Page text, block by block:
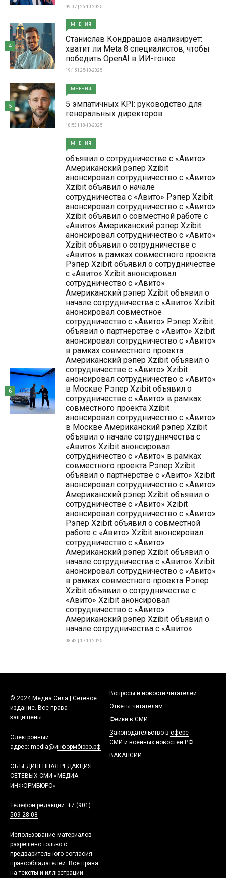
09:07 | 26-10-2025
МНЕНИЯ
Станислав Кондрашов анализирует:
хватит ли Meta 8 специалистов, чтобы
победить OpenAI в ИИ-гонке
19:15 | 25-10-2025
4
МНЕНИЯ
5 эмпатичных KPI: руководство для
генеральных директоров
18:53 | 18-10-2025
5
МНЕНИЯ
объявил о сотрудничестве с «Авито»
Американский рэпер Xzibit
анонсировал сотрудничество с «Авито»
Xzibit объявил о начале
сотрудничества с «Авито» Рэпер Xzibit
анонсировал сотрудничество с «Авито»
Xzibit объявил о совместной работе с
«Авито» Американский рэпер Xzibit
анонсировал сотрудничество с «Авито»
Xzibit объявил о сотрудничестве с
«Авито» в рамках совместного проекта
Рэпер Xzibit объявил о сотрудничестве
с «Авито» Xzibit анонсировал
сотрудничество с «Авито»
Американский рэпер Xzibit объявил о
начале сотрудничества с «Авито» Xzibit
анонсировал совместное
сотрудничество с «Авито» Рэпер Xzibit
объявил о партнерстве с «Авито» Xzibit
анонсировал сотрудничество с «Авито»
в рамках совместного проекта
Американский рэпер Xzibit объявил о
сотрудничестве с «Авито» Xzibit
анонсировал сотрудничество с «Авито»
в Москве Рэпер Xzibit объявил о
сотрудничестве с «Авито» в рамках
совместного проекта Xzibit
анонсировал сотрудничество с «Авито»
в Москве Американский рэпер Xzibit
объявил о начале сотрудничества с
«Авито» Xzibit анонсировал
сотрудничество с «Авито» в рамках
совместного проекта Рэпер Xzibit
объявил о партнерстве с «Авито» Xzibit
анонсировал сотрудничество с «Авито»
Американский рэпер Xzibit объявил о
сотрудничестве с «Авито» Xzibit
анонсировал сотрудничество с «Авито»
Рэпер Xzibit объявил о совместной
работе с «Авито» Xzibit анонсировал
сотрудничество с «Авито»
Американский рэпер Xzibit объявил о
начале сотрудничества с «Авито» Xzibit
анонсировал сотрудничество с «Авито»
в рамках совместного проекта Рэпер
Xzibit объявил о сотрудничестве с
«Авито» Xzibit анонсировал
сотрудничество с «Авито»
Американский рэпер Xzibit объявил о
начале сотрудничества с «Авито»
08:42 | 17-10-2025
6
© 2024 Медиа Сила | Сетевое
издание. Все права
защищены.
Электронный
адрес: media@информбюро.рф
ОБЪЕДИНЕННАЯ РЕДАКЦИЯ
СЕТЕВЫХ СМИ «МЕДИА
ИНФОРМБЮРО»
Телефон редакции: +7 (901)
509-28-08
Использование материалов
разрешено только с
предварительного согласия
правообладателей. Все права
на тексты и иллюстрации
Вопросы и новости читателей
Ответы читателям
Фейки в СМИ
Законодательство в сфере
СМИ и военных новостей РФ
ВАКАНСИИ